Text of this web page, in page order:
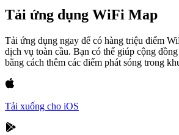
Tải ứng dụng WiFi Map
Tải ứng dụng ngay để có hàng triệu điểm
dịch vụ toàn cầu. Bạn có thể giúp cộng
bằng cách thêm các điểm phát sóng trong
Tải xuống cho iOS